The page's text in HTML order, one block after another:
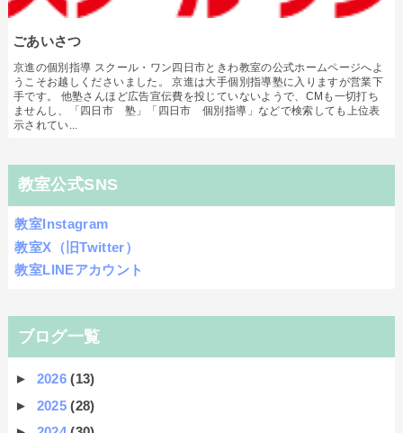
ごあいさつ
京進の個別指導 スクール・ワン四日市ときわ教室の公式ホームページへよ
うこそお越しくださいました。 京進は大手個別指導塾に入りますが営業下
手です。 他塾さんほど広告宣伝費を投じていないようで、CMも一切打ち
ませんし、「四日市 塾」「四日市 個別指導」などで検索しても上位表
示されてい...
教室公式SNS
教室Instagram
教室X（旧Twitter）
教室LINEアカウント
ブログ一覧
► 2026(13)
► 2025(28)